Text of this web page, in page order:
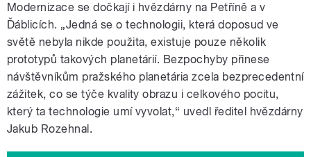
Modernizace se dočkají i hvězdárny na Petříně a v
Ďáblicích. „Jedná se o technologii, která doposud ve
světě nebyla nikde použita, existuje pouze několik
prototypů takových planetárií. Bezpochyby přinese
návštěvníkům pražského planetária zcela bezprecedentní
zážitek, co se týče kvality obrazu i celkového pocitu,
který ta technologie umí vyvolat,“ uvedl ředitel hvězdárny
Jakub Rozehnal.